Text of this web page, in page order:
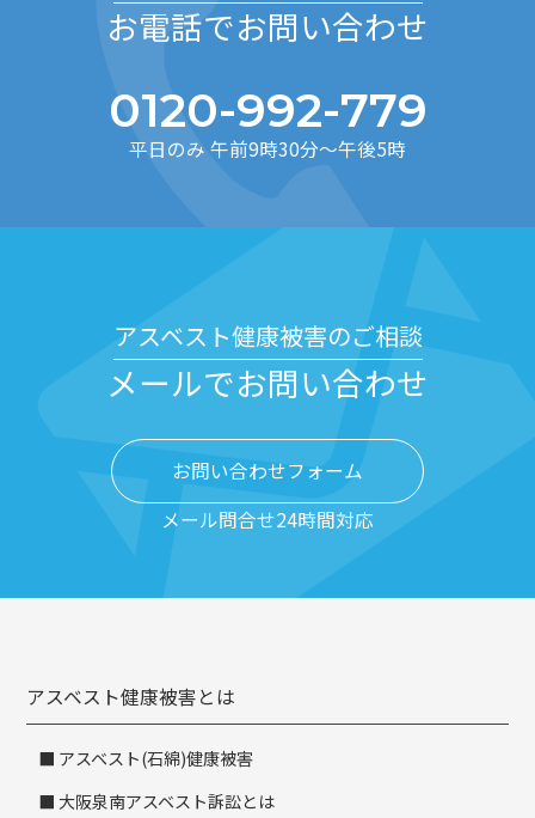
お電話でお問い合わせ
0120-992-779
平日のみ 午前9時30分～午後5時
アスベスト健康被害のご相談
メールでお問い合わせ
お問い合わせフォーム
メール問合せ24時間対応
アスベスト健康被害とは
アスベスト(石綿)健康被害
大阪泉南アスベスト訴訟とは